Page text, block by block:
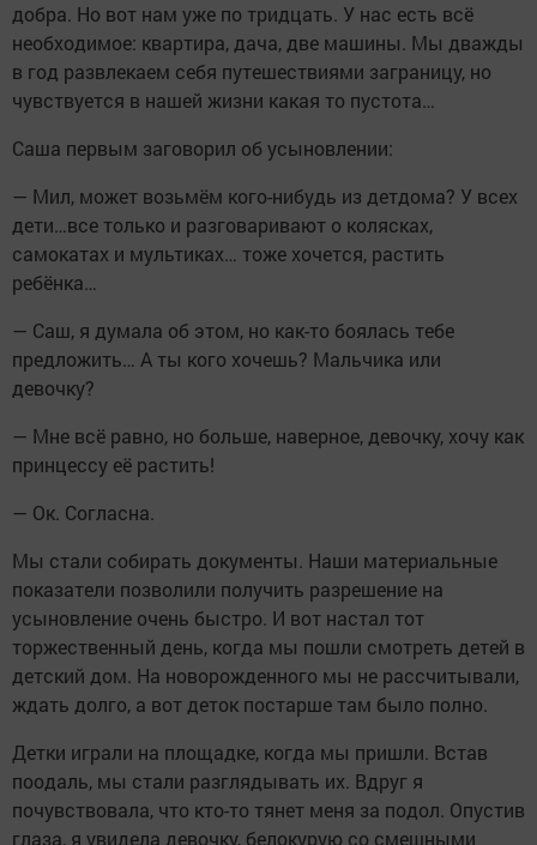
добра. Но вот нам уже по тридцать. У нас есть всё
необходимое: квартира, дача, две машины. Мы дважды
в год развлекаем себя путешествиями заграницу, но
чувствуется в нашей жизни какая то пустота…
Саша первым заговорил об усыновлении:
— Мил, может возьмём кого-нибудь из детдома? У всех
дети…все только и разговаривают о колясках,
самокатах и мультиках… тоже хочется, растить
ребёнка…
— Саш, я думала об этом, но как-то боялась тебе
предложить… А ты кого хочешь? Мальчика или
девочку?
— Мне всё равно, но больше, наверное, девочку, хочу как
принцессу её растить!
— Ок. Согласна.
Мы стали собирать документы. Наши материальные
показатели позволили получить разрешение на
усыновление очень быстро. И вот настал тот
торжественный день, когда мы пошли смотреть детей в
детский дом. На новорожденного мы не рассчитывали,
ждать долго, а вот деток постарше там было полно.
Детки играли на площадке, когда мы пришли. Встав
поодаль, мы стали разглядывать их. Вдруг я
почувствовала, что кто-то тянет меня за подол. Опустив
глаза, я увидела девочку, белокурую со смешными